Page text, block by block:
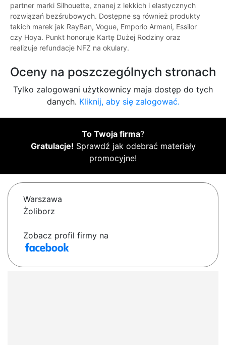
partner marki Silhouette, znanej z lekkich i elastycznych
rozwiązań bezśrubowych. Dostępne są również produkty
takich marek jak RayBan, Vogue, Emporio Armani, Essilor
czy Hoya. Punkt honoruje Kartę Dużej Rodziny oraz
realizuje refundacje NFZ na okulary.
Oceny na poszczególnych stronach
Tylko zalogowani użytkownicy maja dostęp do tych
danych. Kliknij, aby się zalogować.
To Twoja firma?
Gratulacje! Sprawdź jak odebrać materiały
promocyjne!
Warszawa
Żoliborz
Zobacz profil firmy na